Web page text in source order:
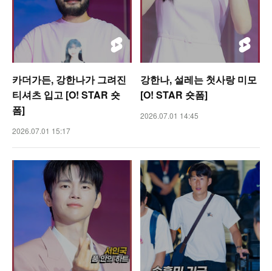
카더가든, 강한나가 그려진
티셔츠 입고 [O! STAR 숏
폼]
2026.07.01 15:17
강한나, 설레는 첫사랑 미모
[O! STAR 숏폼]
2026.07.01 14:45